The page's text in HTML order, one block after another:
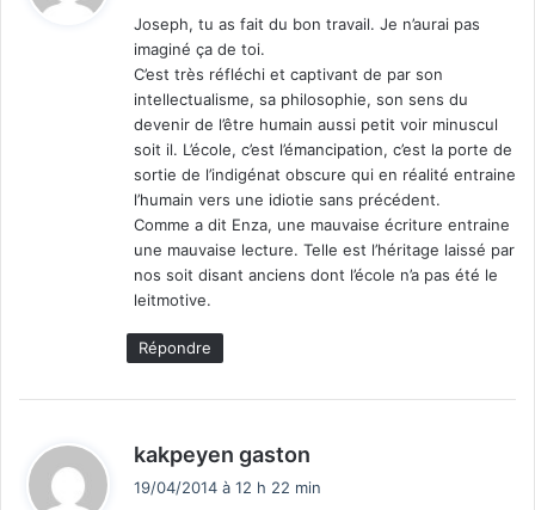
Joseph, tu as fait du bon travail. Je n’aurai pas
imaginé ça de toi.
C’est très réfléchi et captivant de par son
intellectualisme, sa philosophie, son sens du
devenir de l’être humain aussi petit voir minuscul
soit il. L’école, c’est l’émancipation, c’est la porte de
sortie de l’indigénat obscure qui en réalité entraine
l’humain vers une idiotie sans précédent.
Comme a dit Enza, une mauvaise écriture entraine
une mauvaise lecture. Telle est l’héritage laissé par
nos soit disant anciens dont l’école n’a pas été le
leitmotive.
Répondre
kakpeyen gaston
19/04/2014 à 12 h 22 min